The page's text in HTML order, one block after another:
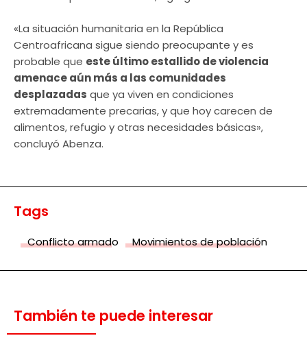
«La situación humanitaria en la República
Centroafricana sigue siendo preocupante y es
probable que este último estallido de violencia
amenace aún más a las comunidades
desplazadas que ya viven en condiciones
extremadamente precarias, y que hoy carecen de
alimentos, refugio y otras necesidades básicas»,
concluyó Abenza.
Tags
Conflicto armado Movimientos de población
También te puede interesar